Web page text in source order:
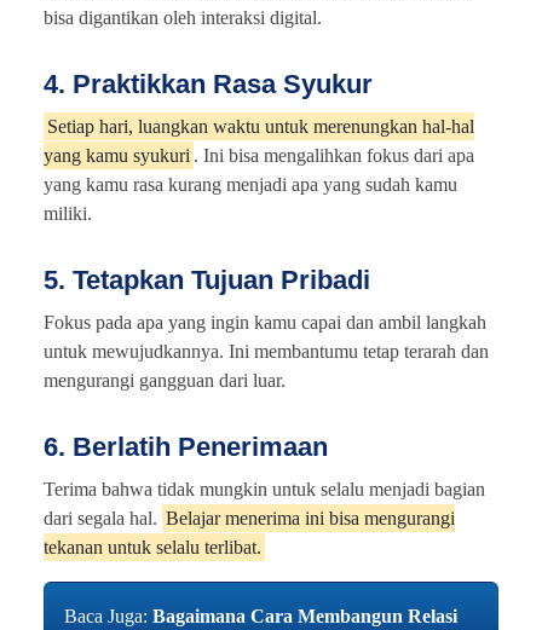
bisa digantikan oleh interaksi digital.
4. Praktikkan Rasa Syukur
Setiap hari, luangkan waktu untuk merenungkan hal-hal
yang kamu syukuri . Ini bisa mengalihkan fokus dari apa
yang kamu rasa kurang menjadi apa yang sudah kamu
miliki.
5. Tetapkan Tujuan Pribadi
Fokus pada apa yang ingin kamu capai dan ambil langkah
untuk mewujudkannya. Ini membantumu tetap terarah dan
mengurangi gangguan dari luar.
6. Berlatih Penerimaan
Terima bahwa tidak mungkin untuk selalu menjadi bagian
dari segala hal. Belajar menerima ini bisa mengurangi
tekanan untuk selalu terlibat.
Baca Juga: Bagaimana Cara Membangun Relasi